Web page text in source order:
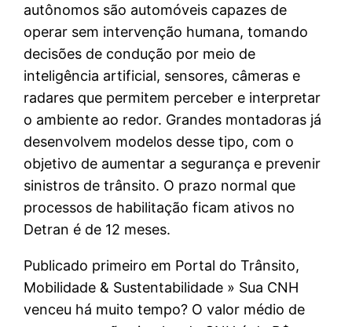
autônomos são automóveis capazes de
operar sem intervenção humana, tomando
decisões de condução por meio de
inteligência artificial, sensores, câmeras e
radares que permitem perceber e interpretar
o ambiente ao redor. Grandes montadoras já
desenvolvem modelos desse tipo, com o
objetivo de aumentar a segurança e prevenir
sinistros de trânsito. O prazo normal que
processos de habilitação ficam ativos no
Detran é de 12 meses.
Publicado primeiro em Portal do Trânsito,
Mobilidade & Sustentabilidade » Sua CNH
venceu há muito tempo? O valor médio de